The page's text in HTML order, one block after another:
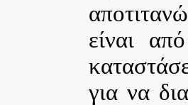
είναι
για να